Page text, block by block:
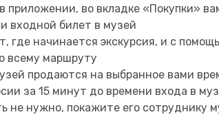
приложении, во вкладке «Покупки»
входной билет в музей
где начинается экскурсия, и с
всему маршруту
продаются на выбранное вами
за 15 минут до времени входа в
не нужно, покажите его сотруднику